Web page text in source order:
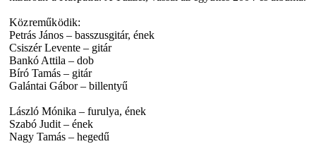
Közreműködik:
Petrás János – basszusgitár, ének
Csiszér Levente – gitár
Bankó Attila – dob
Bíró Tamás – gitár
Galántai Gábor – billentyű
László Mónika – furulya, ének
Szabó Judit – ének
Nagy Tamás – hegedű